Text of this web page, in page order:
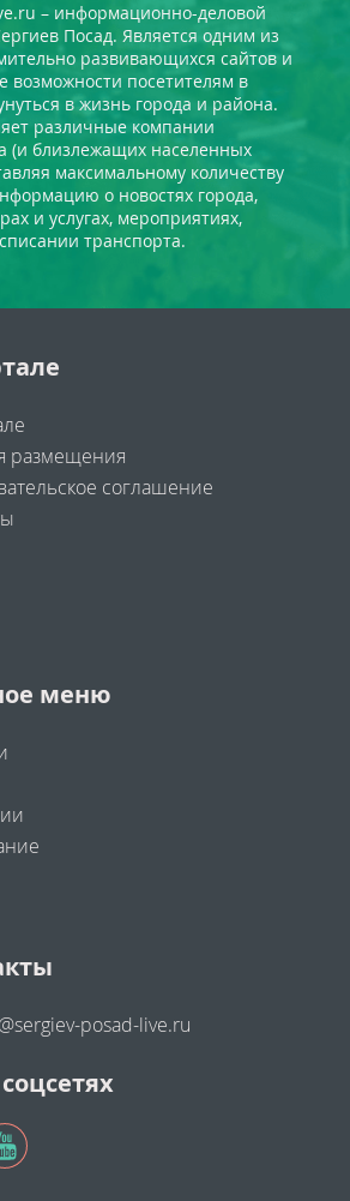
– информационно-деловой
Посад. Является одним из
развивающихся сайтов и
возможности посетителям в
в жизнь города и района.
различные компании
(и близлежащих населенных
максимальному количеству
о новостях города,
и услугах, мероприятиях,
транспорта.
размещения
соглашение
меню
posad-live.ru